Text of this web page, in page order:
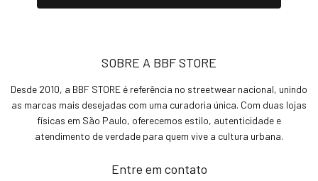
SOBRE A BBF STORE
Desde 2010, a BBF STORE é referência no streetwear nacional, unindo
as marcas mais desejadas com uma curadoria única. Com duas lojas
físicas em São Paulo, oferecemos estilo, autenticidade e
atendimento de verdade para quem vive a cultura urbana.
Entre em contato